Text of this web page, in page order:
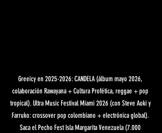
Greeicy en 2025-2026: CANDELA (álbum mayo 2026,
colaboración Rawayana + Cultura Profética, reggae + pop
tropical). Ultra Music Festival Miami 2026 (con Steve Aoki y
Farruko: crossover pop colombiano + electrónica global).
Saca el Pecho Fest Isla Margarita Venezuela (7.000